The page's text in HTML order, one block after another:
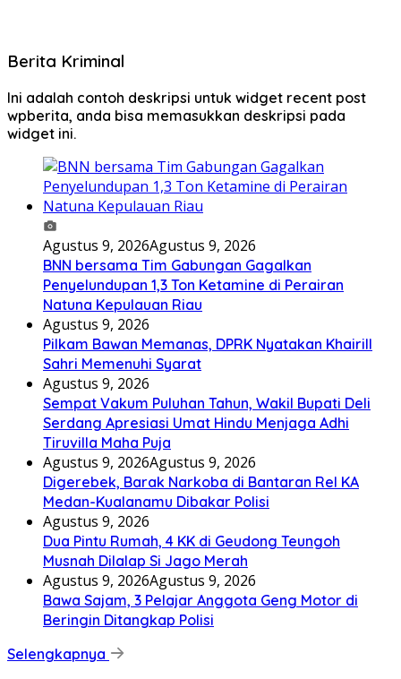
Berita Kriminal
Ini adalah contoh deskripsi untuk widget recent post
wpberita, anda bisa memasukkan deskripsi pada
widget ini.
Agustus 9, 2026Agustus 9, 2026
BNN bersama Tim Gabungan Gagalkan
Penyelundupan 1,3 Ton Ketamine di Perairan
Natuna Kepulauan Riau
Agustus 9, 2026
Pilkam Bawan Memanas, DPRK Nyatakan Khairill
Sahri Memenuhi Syarat
Agustus 9, 2026
Sempat Vakum Puluhan Tahun, Wakil Bupati Deli
Serdang Apresiasi Umat Hindu Menjaga Adhi
Tiruvilla Maha Puja
Agustus 9, 2026Agustus 9, 2026
Digerebek, Barak Narkoba di Bantaran Rel KA
Medan-Kualanamu Dibakar Polisi
Agustus 9, 2026
Dua Pintu Rumah, 4 KK di Geudong Teungoh
Musnah Dilalap Si Jago Merah
Agustus 9, 2026Agustus 9, 2026
Bawa Sajam, 3 Pelajar Anggota Geng Motor di
Beringin Ditangkap Polisi
Selengkapnya